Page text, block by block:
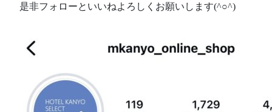
是非フォローといいねよろしくお願いします(^○^)